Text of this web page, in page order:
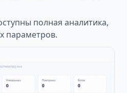
полная аналитика,
параметров.